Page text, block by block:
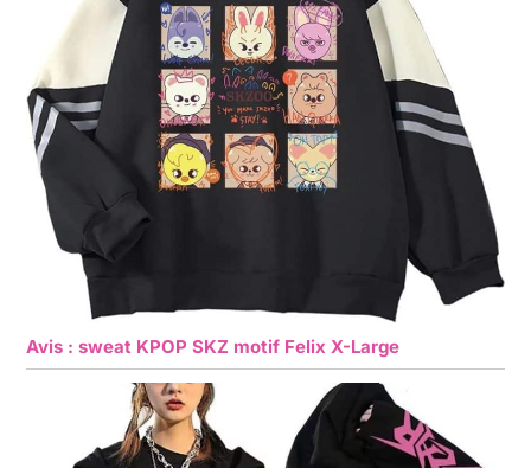
Avis : sweat KPOP SKZ motif Felix X-Large